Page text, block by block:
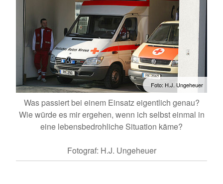
Foto: H.J. Ungeheuer
Was passiert bei einem Einsatz eigentlich genau?
Wie würde es mir ergehen, wenn ich selbst einmal in
eine lebensbedrohliche Situation käme?
Fotograf: H.J. Ungeheuer